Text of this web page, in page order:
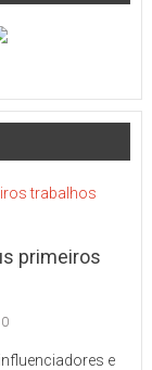
primeiros
0
e